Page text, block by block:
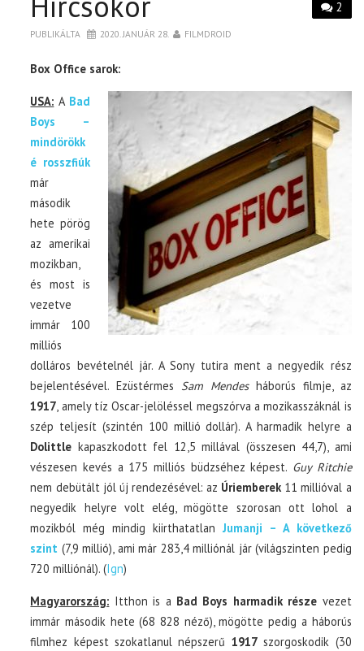
2
PUBLIKÁLTA 2020. JANUÁR 28. FILMDROID
Box Office sarok:
USA: A Bad
Boys –
mindörökk
é rosszfiúk
már
második
hete pörög
az amerikai
mozikban,
és most is
vezetve
immár 100
milliós
dolláros bevételnél jár. A Sony tutira ment a negyedik rész
bejelentésével. Ezüstérmes Sam Mendesháborús filmje, az
1917, amely tíz Oscar-jelöléssel megszórva a mozikasszáknál is
szép teljesít (szintén 100 millió dollár). A harmadik helyre a
Dolittle kapaszkodott fel 12,5 millával (összesen 44,7), ami
vészesen kevés a 175 milliós büdzséhez képest. Guy Ritchie
nem debütált jól új rendezésével: az Úriemberek 11 millióval a
negyedik helyre volt elég, mögötte szorosan ott lohol a
mozikból még mindig kiirthatatlan Jumanji – A következő
szint (7,9 millió), ami már 283,4 milliónál jár (világszinten pedig
720 milliónál). (Ign)
Magyarország: Itthon is a Bad Boys harmadik része vezet
immár második hete (68 828 néző), mögötte pedig a háborús
filmhez képest szokatlanul népszerű 1917szorgoskodik (30